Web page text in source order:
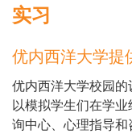
实习
Cuerpo
优内西洋大学提
优内西洋大学校园
以模拟学生们在学
询中心、心理指导和